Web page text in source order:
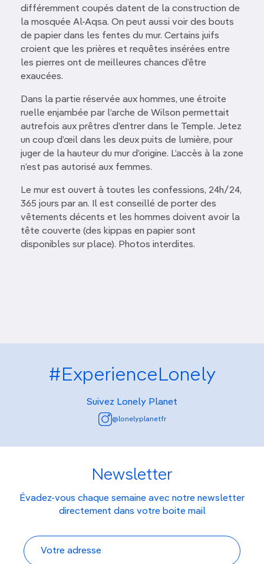
différemment coupés datent de la construction de
la mosquée Al-Aqsa. On peut aussi voir des bouts
de papier dans les fentes du mur. Certains juifs
croient que les prières et requêtes insérées entre
les pierres ont de meilleures chances d’être
exaucées.
Dans la partie réservée aux hommes, une étroite
ruelle enjambée par l’arche de Wilson permettait
autrefois aux prêtres d’entrer dans le Temple. Jetez
un coup d’œil dans les deux puits de lumière, pour
juger de la hauteur du mur d’origine. L’accès à la zone
n’est pas autorisé aux femmes.
Le mur est ouvert à toutes les confessions, 24h/24,
365 jours par an. Il est conseillé de porter des
vêtements décents et les hommes doivent avoir la
tête couverte (des kippas en papier sont
disponibles sur place). Photos interdites.
#ExperienceLonely
Suivez Lonely Planet
@lonelyplanetfr
Newsletter
Évadez-vous chaque semaine avec notre newsletter
directement dans votre boite mail